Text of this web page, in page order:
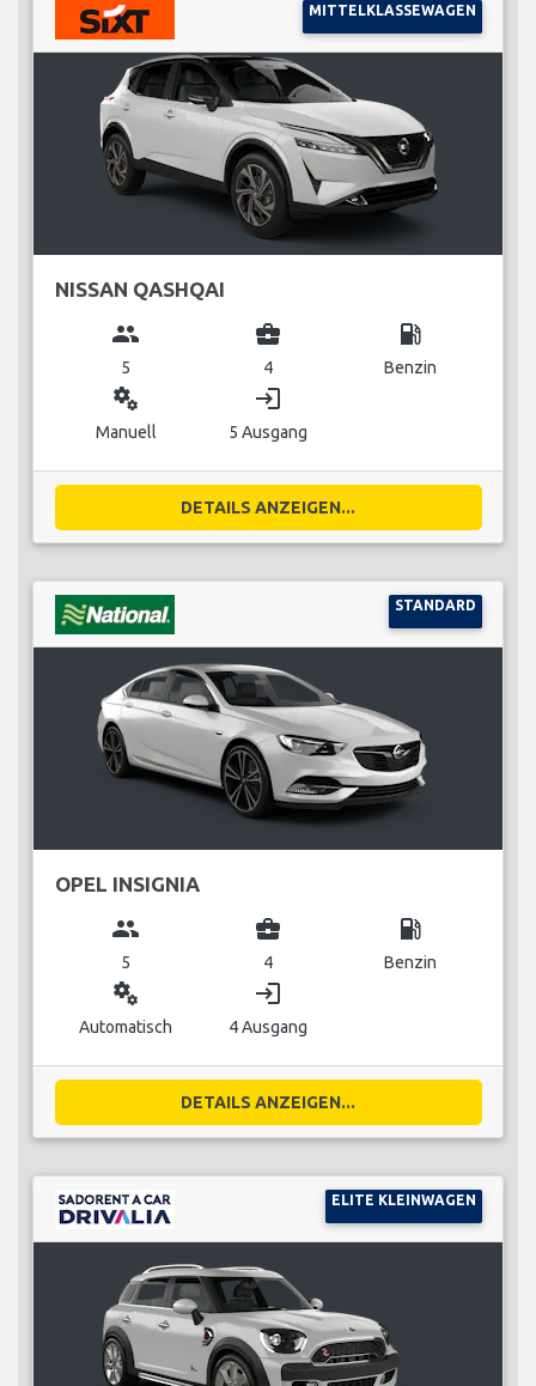
MITTELKLASSEWAGEN
NISSAN QASHQAI
group
5
business_center
4
local_gas_station
Benzin
miscellaneous_services
Manuell
login
5 Ausgang
DETAILS ANZEIGEN...
STANDARD
OPEL INSIGNIA
group
5
business_center
4
local_gas_station
Benzin
miscellaneous_services
Automatisch
login
4 Ausgang
DETAILS ANZEIGEN...
ELITE KLEINWAGEN